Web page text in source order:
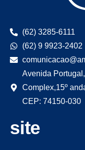
(62) 3285-6111
(62) 9 9923-2402
Avenida
Complex,15º
CEP: 74150-030
site